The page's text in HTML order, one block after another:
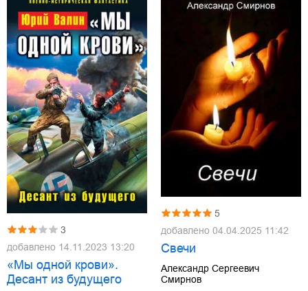
3
добавлено 14.11.2023 13:20
«Мы одной крови».
Десант из будущего
5
добавлено 04.04.2025 11:42
Свечи
Александр Сергеевич
Смирнов